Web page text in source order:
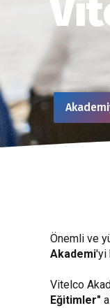
Önemli ve
Akademi'yi
Vitelco
Eğitimler"